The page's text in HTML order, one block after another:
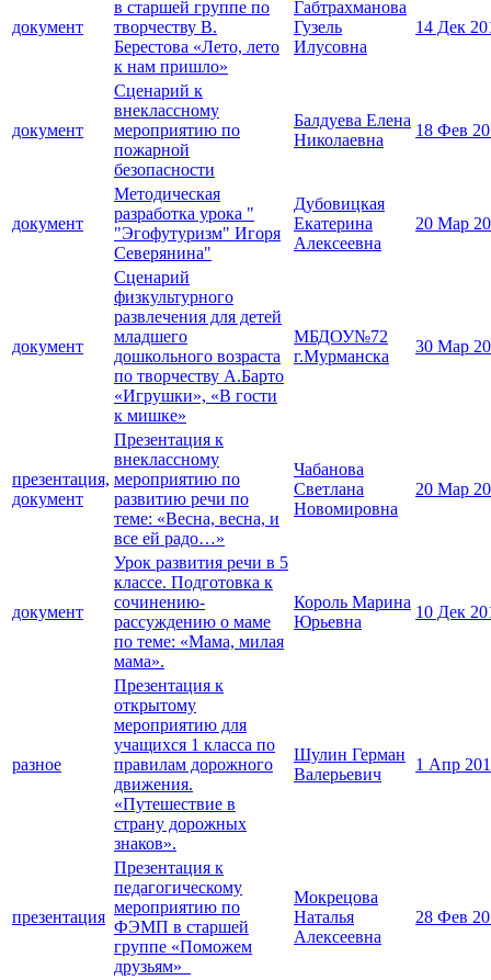
документ
в старшей группе по
творчеству В.
Берестова «Лето, лето
к нам пришло»
Габтрахманова
Гузель
Илусовна
14 Дек
документ
Сценарий к
внеклассному
мероприятию по
пожарной
безопасности
Балдуева Елена
Николаевна
18 Фев
документ
Методическая
разработка урока "
"Эгофутуризм" Игоря
Северянина"
Дубовицкая
Екатерина
Алексеевна
20 Мар
документ
Сценарий
физкультурного
развлечения для детей
младшего
дошкольного возраста
по творчеству А.Барто
«Игрушки», «В гости
к мишке»
МБДОУ№72
г.Мурманска
30 Мар
презентация,
документ
Презентация к
внеклассному
мероприятию по
развитию речи по
теме: «Весна, весна, и
все ей радо…»
Чабанова
Светлана
Новомировна
20 Мар
документ
Урок развития речи в 5
классе. Подготовка к
сочинению-
рассуждению о маме
по теме: «Мама, милая
мама».
Король Марина
Юрьевна
10 Дек
разное
Презентация к
открытому
мероприятию для
учащихся 1 класса по
правилам дорожного
движения.
«Путешествие в
страну дорожных
знаков».
Шулин Герман
Валерьевич
1 Апр
презентация
Презентация к
педагогическому
мероприятию по
ФЭМП в старшей
группе «Поможем
друзьям»
Мокрецова
Наталья
Алексеевна
28 Фев